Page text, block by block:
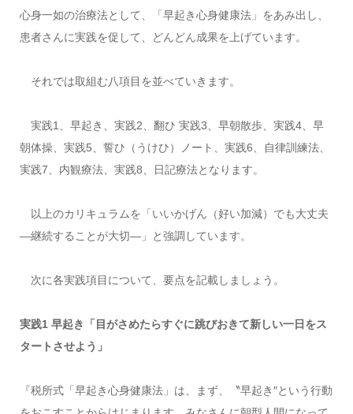
心身一如の治療法として、「早起き心身健康法」をあみ出し、
患者さんに実践を促して、どんどん成果を上げています。
それでは取組む八項目を並べていきます。
実践1、早起き、実践2、翻ひ 実践3、早朝散歩、実践4、早
朝体操、実践5、誓ひ（うけひ）ノート、実践6、自律訓練法、
実践7、内観療法、実践8、日記療法となります。
以上のカリキュラムを「いいかげん（好い加減）でも大丈夫
―継続することが大切―」と強調しています。
次に各実践項目について、要点を記載しましょう。
実践1 早起き「目がさめたらすぐに跳びおきて新しい一日をス
タートさせよう」
『税所式「早起き心身健康法」は、まず、〝早起き″という行動